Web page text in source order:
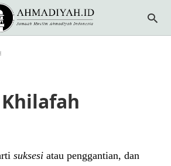
suksesi atau penggantian, dan